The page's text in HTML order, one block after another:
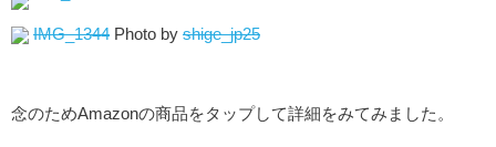
IMG_1344 Photo by shige_jp25
念のためAmazonの商品をタップして詳細をみてみました。